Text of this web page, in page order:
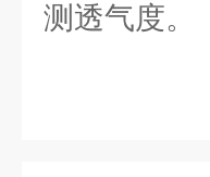
测透气度。